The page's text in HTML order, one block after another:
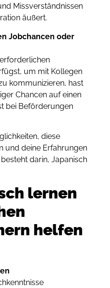
Missverständnissen
äußert.
Jobchancen oder
um mit Kollegen
kommunizieren, hast
Chancen auf einen
bei Beförderungen
diese
und deine Erfahrungen
darin, Japanisch
lernen
helfen